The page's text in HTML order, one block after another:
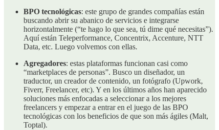
BPO tecnológicas: este grupo de grandes compañías están
buscando abrir su abanico de servicios e integrarse
horizontalmente (“te hago lo que sea, tú dime qué necesitas”).
Aquí están Teleperformance, Concentrix, Accenture, NTT
Data, etc. Luego volvemos con ellas.
Agregadores: estas plataformas funcionan casi como
“marketplaces de personas”. Busco un diseñador, un
traductor, un creador de contenido, un fotógrafo (Upwork,
Fiverr, Freelancer, etc). Y en los últimos años han aparecido
soluciones más enfocadas a seleccionar a los mejores
freelancers y empezar a entrar en el juego de las BPO
tecnológicas con los beneficios de que son más ágiles (Malt,
Toptal).